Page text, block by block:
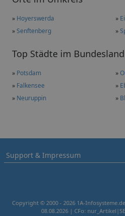
» Hoyerswerda »
»Senftenberg »
Top Städte im Bundesland
» Potsdam »
» Falkensee »
» Neuruppin »
Support & Impressum
Copyright © 2000 - 2026 1A-
08.08.2026 | CFo: